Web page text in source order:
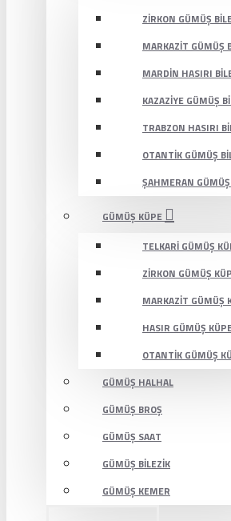
ZIRKON GÜMÜŞ
MARKAZIT GÜMÜŞ
MARDIN HASIRI
KAZAZIYE GÜMÜŞ
TRABZON HASIRI
OTANTIK GÜMÜŞ
ŞAHMERAN
GÜMÜŞ KÜPE
TELKARI GÜMÜŞ
ZIRKON GÜMÜŞ
MARKAZIT GÜMÜŞ
HASIR GÜMÜŞ
OTANTIK GÜMÜŞ
GÜMÜŞ HALHAL
GÜMÜŞ BROŞ
GÜMÜŞ SAAT
GÜMÜŞ BILEZIK
GÜMÜŞ KEMER